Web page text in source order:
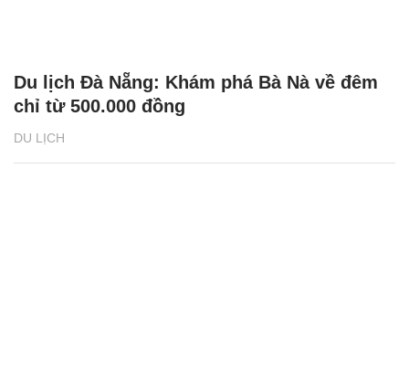
DU LỊCH
Du lịch Đà Nẵng: Khám phá Bà Nà về đêm
chỉ từ 500.000 đồng